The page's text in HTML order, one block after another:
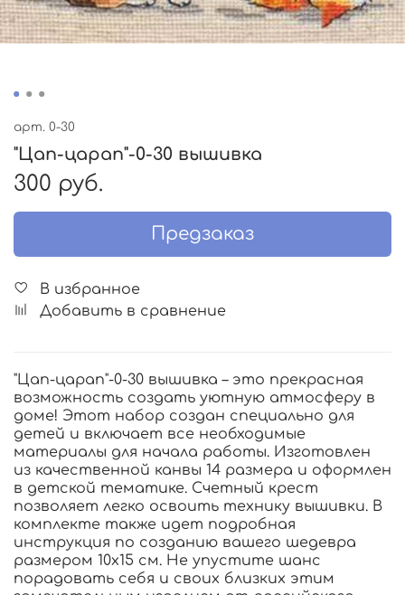
арт. 0-30
"Цап-царап"-0-30 вышивка
300 руб.
Предзаказ
В избранное
Добавить в сравнение
"Цап-царап"-0-30 вышивка – это прекрасная
возможность создать уютную атмосферу в
доме! Этот набор создан специально для
детей и включает все необходимые
материалы для начала работы. Изготовлен
из качественной канвы 14 размера и оформлен
в детской тематике. Счетный крест
позволяет легко освоить технику вышивки. В
комплекте также идет подробная
инструкция по созданию вашего шедевра
размером 10х15 см. Не упустите шанс
порадовать себя и своих близких этим